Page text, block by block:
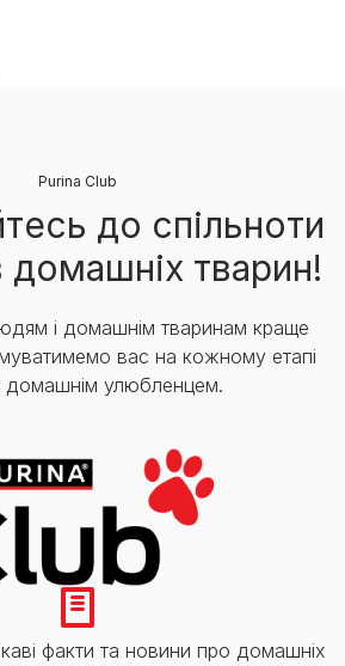
Purina Club
до спільноти
домашніх тварин!
і домашнім тваринам краще
вас на кожному етапі
домашнім улюбленцем.
факти та новини про домашніх